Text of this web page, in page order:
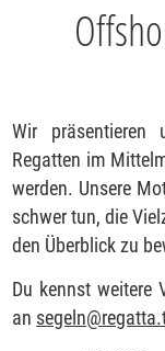
Wir präsentieren
Regatten im
werden. Unsere
schwer tun, die
den Überblick zu
Du kennst weitere
an segeln@